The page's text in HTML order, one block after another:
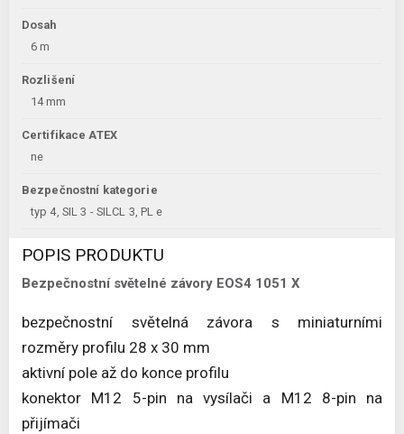
Dosah
6 m
Rozlišení
14 mm
Certifikace ATEX
ne
Bezpečnostní kategorie
typ 4, SIL 3 - SILCL 3, PL e
POPIS PRODUKTU
Bezpečnostní světelné závory EOS4 1051 X
bezpečnostní světelná závora s miniaturními
rozměry profilu 28 x 30 mm
aktivní pole až do konce profilu
konektor M12 5-pin na vysílači a M12 8-pin na
přijímači